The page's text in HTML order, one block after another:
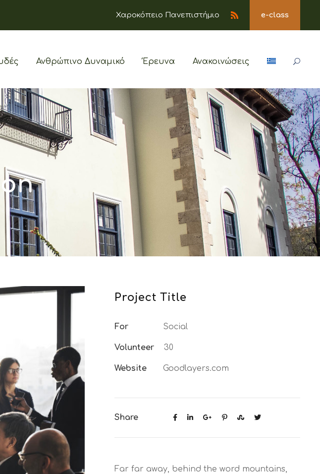
Χαροκόπειο Πανεπιστήμιο e-class
Ανθρώπινο Δυναμικό Έρευνα Ανακοινώσεις
Project Title
For Social
Volunteer 30
Website Goodlayers.com
Share
Far far away, behind the word mountains,